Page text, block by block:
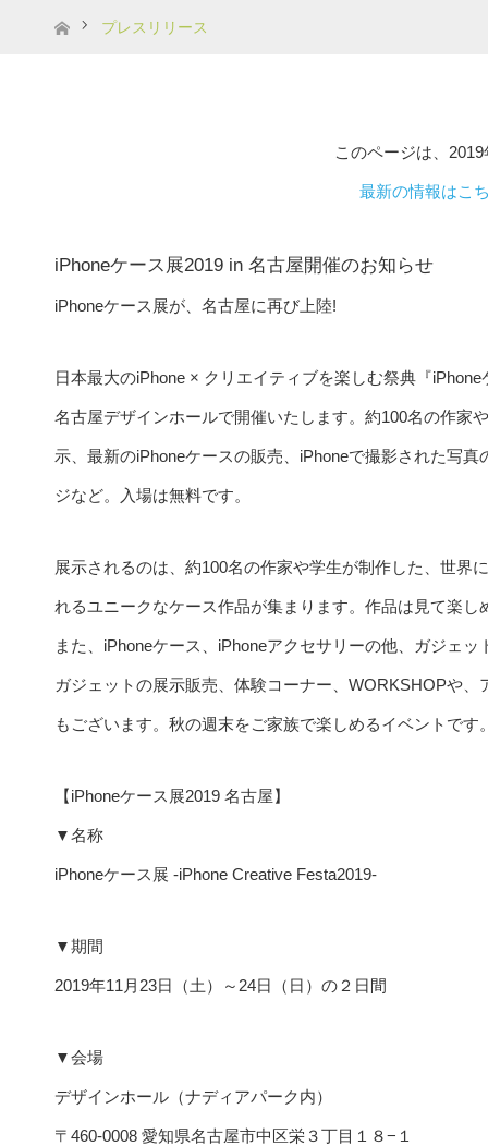
ホームプレスリリース
このページは、
最新の情報はこ
iPhoneケース展2019 in 名古屋開催のお知らせ
iPhoneケース展が、名古屋に再び上陸!
日本最大のiPhone × クリエイティブを楽しむ祭典『
名古屋デザインホールで開催いたします。約100名の作家
示、最新のiPhoneケースの販売、iPhoneで撮影された写
ジなど。入場は無料です。
展示されるのは、約100名の作家や学生が制作した、世界
れるユニークなケース作品が集まります。作品は見て楽
また、iPhoneケース、iPhoneアクセサリーの他、ガジェ
ガジェットの展示販売、体験コーナー、WORKSHOPや
もございます。秋の週末をご家族で楽しめるイベントです
【iPhoneケース展2019 名古屋】
▼名称
iPhoneケース展 -iPhone Creative Festa2019-
▼期間
2019年11月23日（土）～24日（日）の２日間
▼会場
デザインホール（ナディアパーク内）
〒460-0008 愛知県名古屋市中区栄３丁目１８−１